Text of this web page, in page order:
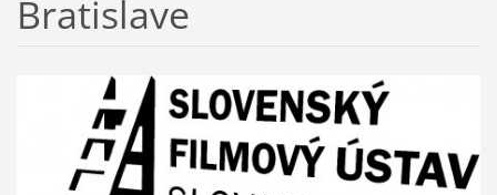
Bratislave